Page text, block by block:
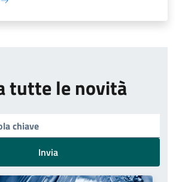
tutte le novità
Invia